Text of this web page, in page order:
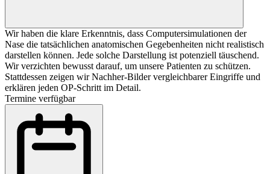
Wir haben die klare Erkenntnis, dass Computersimulationen der
Nase die tatsächlichen anatomischen Gegebenheiten nicht realistisch
darstellen können. Jede solche Darstellung ist potenziell täuschend.
Wir verzichten bewusst darauf, um unsere Patienten zu schützen.
Stattdessen zeigen wir Nachher-Bilder vergleichbarer Eingriffe und
erklären jeden OP-Schritt im Detail.
Termine verfügbar